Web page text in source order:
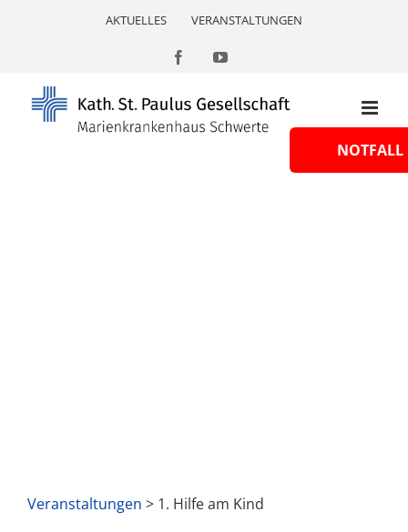
AKTUELLES VERANSTALTUNGEN
FacebookYouTube
Veranstaltungen > 1. Hilfe am Kind
NOTFALL